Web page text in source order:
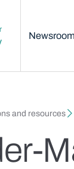
Newsroom
and resources